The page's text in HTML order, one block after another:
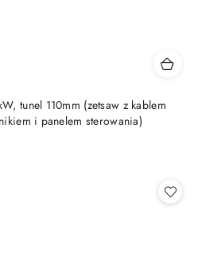
tunel 110mm (zetsaw z kablem
i panelem sterowania)